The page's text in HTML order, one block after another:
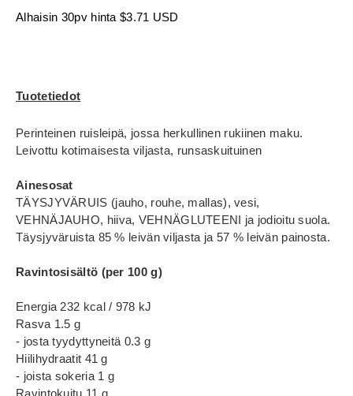
Alhaisin 30pv hinta $3.71 USD
Tuotetiedot
Perinteinen ruisleipä, jossa herkullinen rukiinen maku.
Leivottu kotimaisesta viljasta, runsaskuituinen
Ainesosat
TÄYSJYVÄRUIS (jauho, rouhe, mallas), vesi,
VEHNÄJAUHO, hiiva, VEHNÄGLUTEENI ja jodioitu suola.
Täysjyväruista 85 % leivän viljasta ja 57 % leivän painosta.
Ravintosisältö (per 100 g)
Energia 232 kcal / 978 kJ
Rasva 1.5 g
- josta tyydyttyneitä 0.3 g
Hiilihydraatit 41 g
- joista sokeria 1 g
Ravintokuitu 11 g